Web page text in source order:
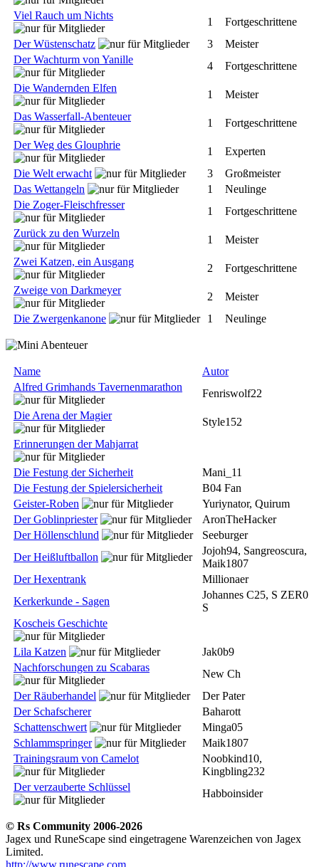
Viel Rauch um Nichts
1
Fortgeschrittene
Der Wüstenschatz
3
Meister
Der Wachturm von Yanille
4
Fortgeschrittene
Die Wandernden Elfen
1
Meister
Das Wasserfall-Abenteuer
1
Fortgeschrittene
Der Weg des Glouphrie
1
Experten
Die Welt erwacht
3
Großmeister
Das Wettangeln
1
Neulinge
Die Zoger-Fleischfresser
1
Fortgeschrittene
Zurück zu den Wurzeln
1
Meister
Zwei Katzen, ein Ausgang
2
Fortgeschrittene
Zweige von Darkmeyer
2
Meister
Die Zwergenkanone
1 Neulinge
Name
Autor
Alfred Grimhands Tavernenmarathon
Fenriswolf22
Die Arena der Magier
Style152
Erinnerungen der Mahjarrat
Die Festung der Sicherheit
Mani_11
Die Festung der Spielersicherheit
B04 Fan
Geister-Roben
Yuriynator, Quirum
Der Goblinpriester
AronTheHacker
Der Höllenschlund
Seeburger
Der Heißluftballon
Jojoh94, Sangreoscura,
Maik1807
Der Hexentrank
Millionaer
Kerkerkunde - Sagen
Johannes C25, S ZER0
S
Koscheis Geschichte
Lila Katzen
Jak0b9
Nachforschungen zu Scabaras
New Ch
Der Räuberhandel
Der Pater
Der Schafscherer
Baharott
Schattenschwert
Minga05
Schlammspringer
Maik1807
Trainingsraum von Camelot
Noobkind10,
Kingbling232
Der verzauberte Schlüssel
Habboinsider
© Rs Community 2006-2026
Jagex und RuneScape sind eingetragene Warenzeichen von Jagex
Limited.
http://www.runescape.com